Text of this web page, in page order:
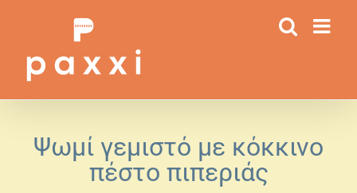
περιεχόμενο
Ψωμί γεμιστό με κόκκινο
πέστο πιπεριάς